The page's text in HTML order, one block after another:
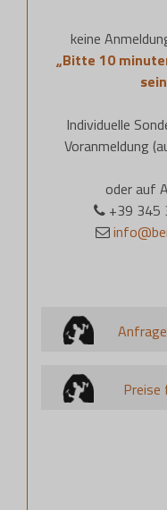
keine
„Bitte 10
Individuelle
Voranmeldung
oder auf
+39 345
Preise